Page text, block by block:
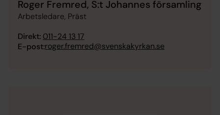
Roger Fremred, S:t Johannes församling
Arbetsledare, Präst
Direkt: 011-24 13 17
E-post:roger.fremred@svenskakyrkan.se